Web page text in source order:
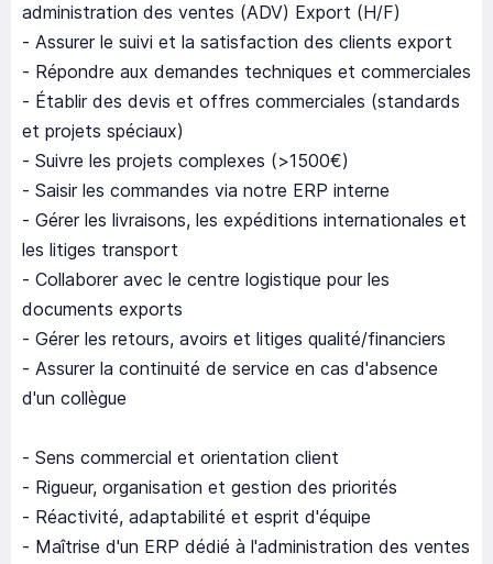
administration des ventes (ADV) Export (H/F)
- Assurer le suivi et la satisfaction des clients export
- Répondre aux demandes techniques et commerciales
- Établir des devis et offres commerciales (standards
et projets spéciaux)
- Suivre les projets complexes (>1500€)
- Saisir les commandes via notre ERP interne
- Gérer les livraisons, les expéditions internationales et
les litiges transport
- Collaborer avec le centre logistique pour les
documents exports
- Gérer les retours, avoirs et litiges qualité/financiers
- Assurer la continuité de service en cas d'absence
d'un collègue
- Sens commercial et orientation client
- Rigueur, organisation et gestion des priorités
- Réactivité, adaptabilité et esprit d'équipe
- Maîtrise d'un ERP dédié à l'administration des ventes